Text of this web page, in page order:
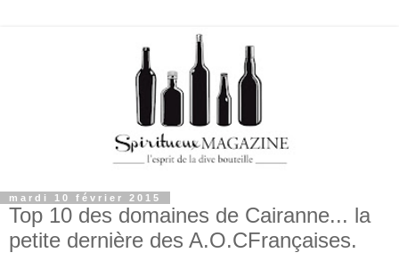
mardi 10 février 2015
Top 10 des domaines de Cairanne... la
petite dernière des A.O.CFrançaises.